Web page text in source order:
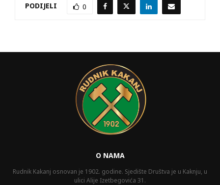
PODIJELI 0
O NAMA
Rudnik Kakanj osnovan je 1902. godine. Sjedište Društva je u Kaknju, u
ulici Alije Izetbegovića 31.